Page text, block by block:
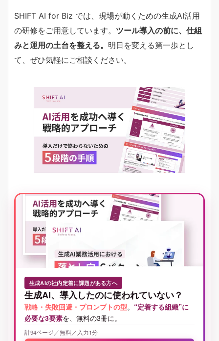
SHIFT AI for Biz では、現場が動くための生成AI活用
の研修をご用意しています。 ツール導入の前に、仕組
みと運用の土台を整える。 明日を変える第一歩とし
て、ぜひ気軽にご相談ください。
生成AIの社内定着に課題がある方へ
生成AI、導入したのに使われていない？
戦略・失敗回避・プロンプトの型。 “定着する組織”に
必要な3要素を、無料の3冊に。
計94ページ／無料／入力1分